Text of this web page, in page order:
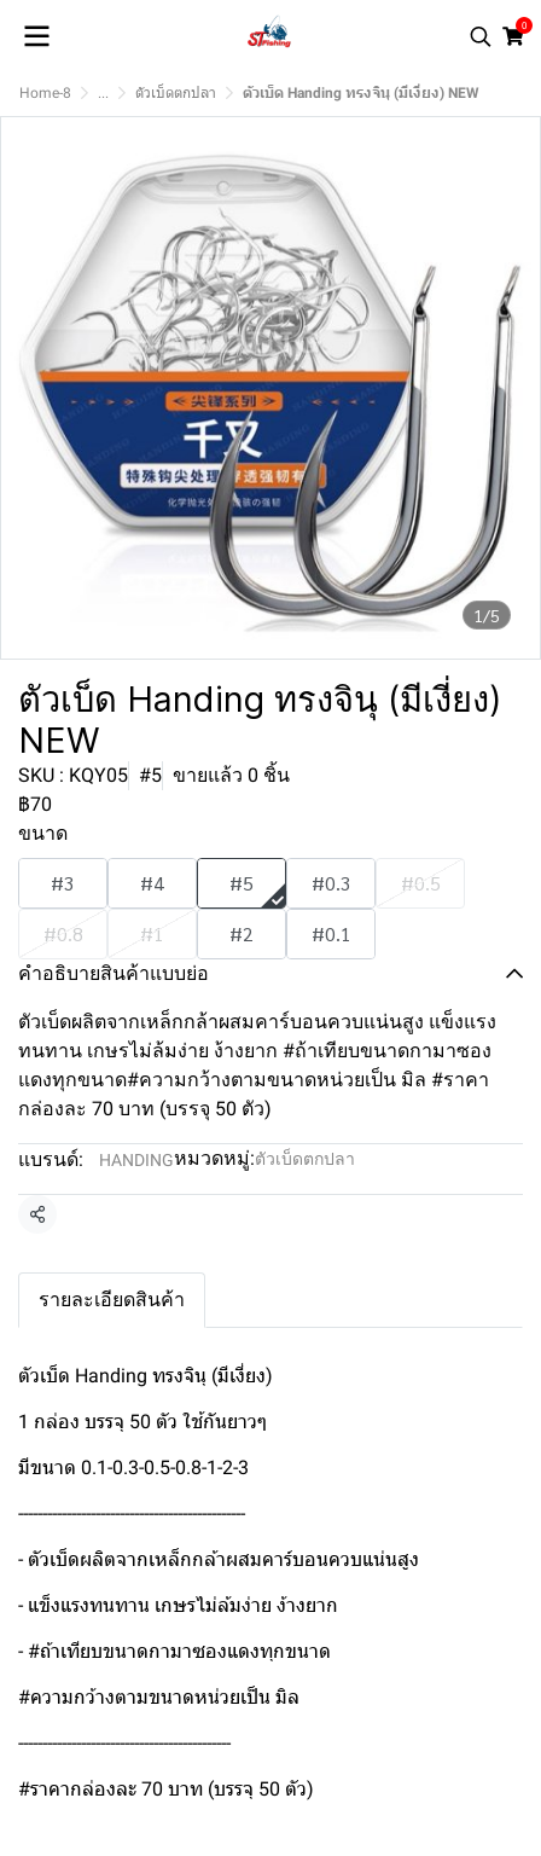
0
Home-8 ... ตัวเบ็ดตกปลา ตัวเบ็ด Handing ทรงจินุ (มีเงี่ยง) NEW
1/5
ตัวเบ็ด Handing ทรงจินุ (มีเงี่ยง)
NEW
SKU : KQY05 #5 ขายแล้ว 0 ชิ้น
฿70
ขนาด
#3 #4 #5 #0.3
#0.5
#0.8
#1 #2 #0.1
คำอธิบายสินค้าแบบย่อ
ตัวเบ็ดผลิตจากเหล็กกล้าผสมคาร์บอนควบแน่นสูง แข็งแรง
ทนทาน เกษรไม่ล้มง่าย ง้างยาก #ถ้าเทียบขนาดกามาซอง
แดงทุกขนาด#ความกว้างตามขนาดหน่วยเป็น มิล #ราคา
กล่องละ 70 บาท (บรรจุ 50 ตัว)
แบรนด์: HANDINGหมวดหมู่:ตัวเบ็ดตกปลา
แชร์
รายละเอียดสินค้า
ตัวเบ็ด Handing ทรงจินุ (มีเงี่ยง)
1 กล่อง บรรจุ 50 ตัว ใช้กันยาวๆ
มีขนาด 0.1-0.3-0.5-0.8-1-2-3
-----------------------------------------------
- ตัวเบ็ดผลิตจากเหล็กกล้าผสมคาร์บอนควบแน่นสูง
- แข็งแรงทนทาน เกษรไม่ล้มง่าย ง้างยาก
- #ถ้าเทียบขนาดกามาซองแดงทุกขนาด
#ความกว้างตามขนาดหน่วยเป็น มิล
--------------------------------------------
#ราคากล่องละ 70 บาท (บรรจุ 50 ตัว)